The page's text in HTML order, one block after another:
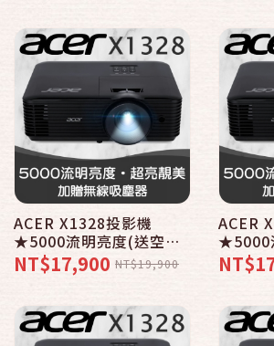
ACER X1328投影機
★5000流明亮度(送空氣
清淨機)
NT$17,900 NT$19,900
ACER
★5000
吸塵器)